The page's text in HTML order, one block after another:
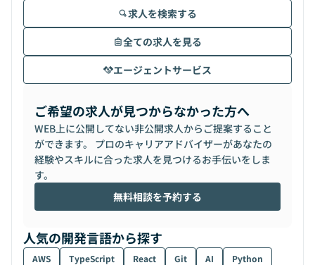
求人を検索する
全ての求人を見る
エージェントサービス
ご希望の求人が見つからなかった方へ
WEB上に公開してない非公開求人からご提案すること
ができます。 プロのキャリアアドバイザーがあなたの
経験やスキルに合った求人を見つけるお手伝いをしま
す。
無料相談を予約する
人気の開発言語から探す
AWS TypeScript React Git AI
Python